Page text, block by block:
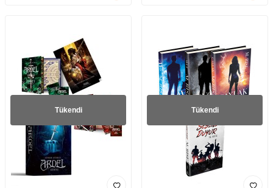
Tükendi Tükendi